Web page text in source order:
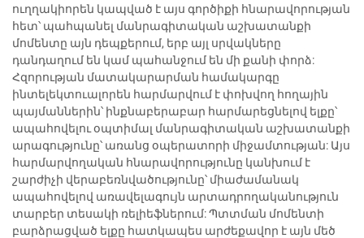
ուղղակիորեն կապված է այս գործիքի հնարավորության
հետ՝ պահպանել մանրագիտական աշխատանքի
մոմենտը այն դեպքերում, երբ այլ սրվակները
դանդաղում են կամ պահանջում են մի քանի փորձ:
Հզորության մատակարարման համակարգը
ինտելեկտուալորեն հարմարվում է փոխվող հողային
պայմաններին՝ ինքնաբերաբար հարմարեցնելով ելքը՝
ապահովելու օպտիմալ մանրագիտական աշխատանքի
արագությունը՝ առանց օպերատորի միջամտության: Այս
հարմարվողական հնարավորությունը կանխում է
շարժիչի վերաբեռնվածությունը՝ միաժամանակ
ապահովելով առավելագույն արտադրողականություն
տարբեր տեսակի ռելիեֆներում: Պտտման մոմենտի
բարձրացված ելքը հատկապես արժեքավոր է այն մեծ